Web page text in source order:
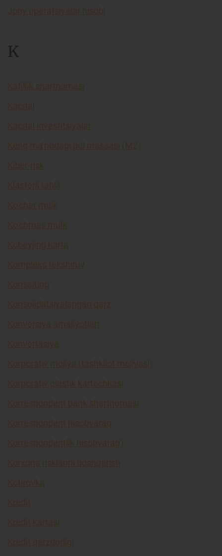
Joriy operatsiyalar hisobi
K
Kafillik shartnomasi
Kapital
Kapital investitsiyalar
Keng ma’nodagi pul massasi (M2)
Kiber-risk
Klasterli tahlil
Ko’char mulk
Ko’chmas mulk
Kobeyjing karta
Kompleks tekshiruv
Konsalting
Konsolidatsiyalangan qarz
Konversiya amaliyotlari
Konvertasiya
Korporativ moliya (tashkilot moliyasi)
Korporativ plastik kartochkasi
Korrespondent bank shartnomasi
Korrespondent hisobvaraq
Korrespondentlik hisobvarag'i
Korxona risklarini boshqarish
Kotirovka
Kredit
Kredit kartasi
Kredit qarzdorligi